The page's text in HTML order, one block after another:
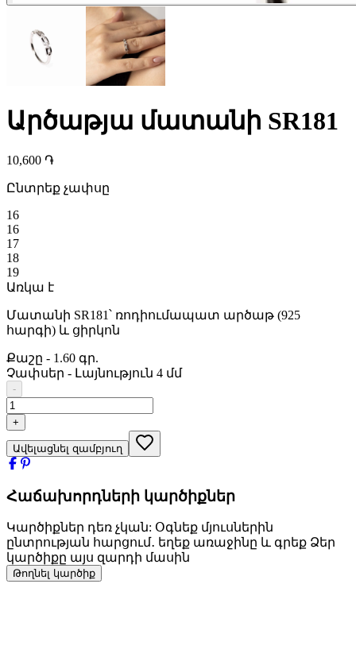
Արծաթյա մատանի SR181
10,600 ֏
Ընտրեք չափսը
16
16
17
18
19
Առկա է
Մատանի SR181՝ ռոդիումապատ արծաթ (925
հարգի) և ցիրկոն
Քաշը - 1.60 գր.
Չափսեր - Լայնություն 4 մմ
-
+
Ավելացնել զամբյուղ
Հաճախորդների կարծիքներ
Կարծիքներ դեռ չկան: Օգնեք մյուսներին
ընտրության հարցում․ եղեք առաջինը և գրեք Ձեր
կարծիքը այս զարդի մասին
Թողնել կարծիք